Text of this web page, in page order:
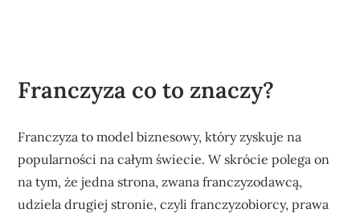
Franczyza co to znaczy?
Franczyza to model biznesowy, który zyskuje na
popularności na całym świecie. W skrócie polega on
na tym, że jedna strona, zwana franczyzodawcą,
udziela drugiej stronie, czyli franczyzobiorcy, prawa